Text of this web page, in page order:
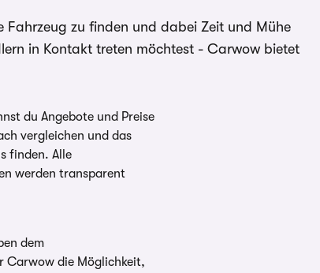
zu finden und dabei Zeit und Mühe
in Kontakt treten möchtest - Carwow bietet
du Angebote und Preise
vergleichen und das
finden. Alle
werden transparent
dem
Carwow die Möglichkeit,